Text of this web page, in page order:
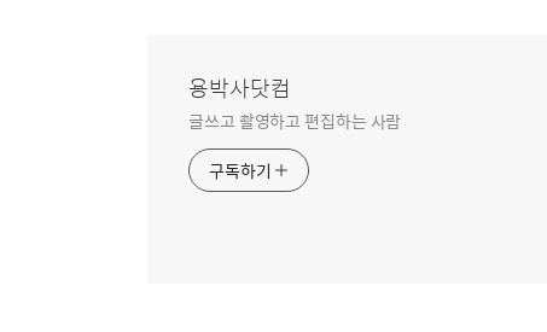
용박사닷컴
글쓰고 촬영하고 편집하는 사람
구독하기